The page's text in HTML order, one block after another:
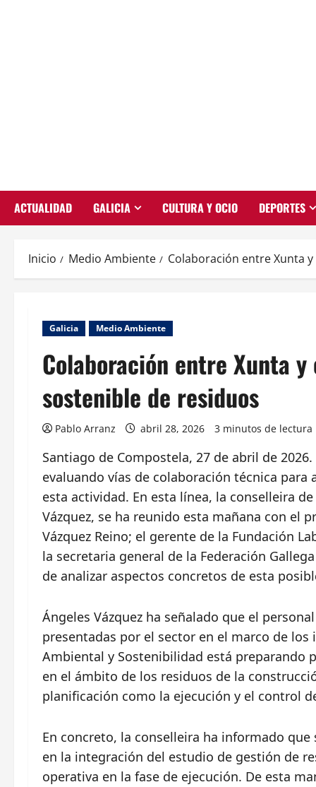
ACTUALIDAD GALICIA CULTURA Y OCIO DEPORTES
Inicio Medio Ambiente Colaboración entre Xunta
Galicia Medio Ambiente
Colaboración entre Xunta
sostenible de residuos
Pablo Arranz abril 28, 2026 3 minutos de lectura
Santiago de Compostela, 27 de abril de
evaluando vías de colaboración técnica
esta actividad. En esta línea, la conselleira
Vázquez, se ha reunido esta mañana con el
Vázquez Reino; el gerente de la Fundación
la secretaria general de la Federación
de analizar aspectos concretos de esta
Ángeles Vázquez ha señalado que el
presentadas por el sector en el marco de
Ambiental y Sostenibilidad está preparando
en el ámbito de los residuos de la
planificación como la ejecución y el control
En concreto, la conselleira ha informado
en la integración del estudio de gestión de
operativa en la fase de ejecución. De esta